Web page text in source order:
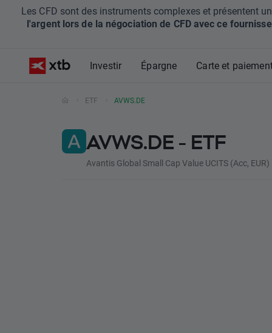
Les CFD sont des instruments complexes et présentent
l'argent lors de la négociation de CFD avec ce
Investir Épargne Carte et
ETF AVWS.DE
AVWS.DE - ETF
Avantis Global Small Cap Value UCITS (Acc, EUR)